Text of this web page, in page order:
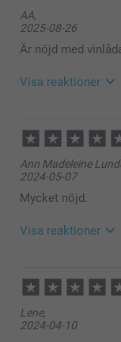
AA,
2025-08-26
Är nöjd med
Visa reaktioner
10:49
Hej AA,
Stort tack
är nöjd med
Vi önskar
Varma
Kirsi
Ann Madeleine
2024-05-07
Mycket nöjd.
Visa reaktioner
10:34
Hej Ann
är nöjd med
Lene,
2024-04-10